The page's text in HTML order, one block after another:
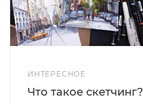
ИНТЕРЕСНОЕ
Что такое скетчинг?